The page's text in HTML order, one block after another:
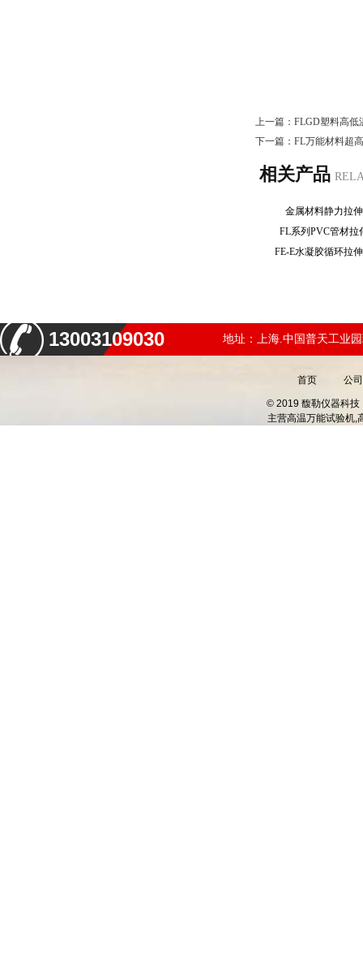
上一篇： FLGD塑料高低
下一篇： FL万能材料超
相关产品
金属材料静力拉
FL系列PVC管材
FE-E水凝胶循环拉
13003109030 地址：上海.中国普天工业
首页 公
© 2019 馥勒仪器科技
主营高温万能试验机,